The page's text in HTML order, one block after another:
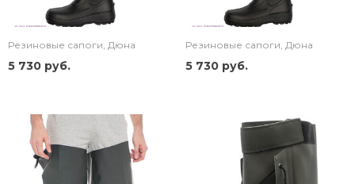
Резиновые сапоги, Дюна
5 730 руб.
Резиновые сапоги, Дюна
5 730 руб.